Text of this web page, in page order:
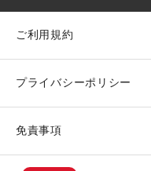
ご利用規約
プライバシーポリシー
免責事項